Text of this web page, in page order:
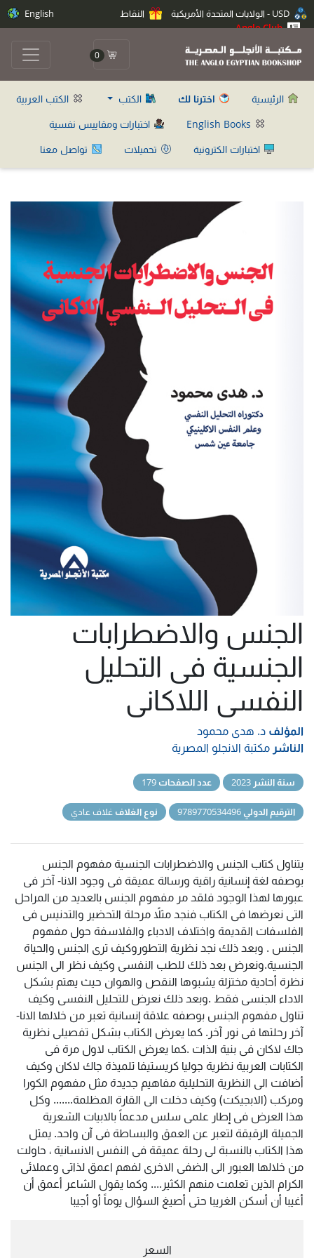
النقاط
Anglo Club
English
0
الرئيسية اخترنا لك الكتب
الكتب العربية
اختبارات ومقاييس نفسية
اختبارات الكترونية
تحميلات تواصل معنا
الجنس والاضطرابات
الجنسية فى التحليل
النفسى اللاكانى
المؤلف د. هدى محمود
الناشر مكتبة الانجلو المصرية
سنة النشر عدد الصفحات
الترقيم الدولي نوع الغلاف غلاف عادي
يتناول كتاب الجنس والاضطرابات الجنسية مفهوم الجنس
بوصفه لغة إنسانية راقية ورسالة عميقة فى وجود الانا- آخر فى
عبورها لهذا الوجود فلقد مر مفهوم الجنس بالعديد من المراحل
التى نعرضها فى الكتاب فنجد مثلاً مرحلة التحضير والتدنيس فى
الفلسفات القديمة واختلاف الادباء والفلاسفة حول مفهوم
الجنس . وبعد ذلك نجد نظرية التطوروكيف ترى الجنس والحياة
الجنسية.ونعرض بعد ذلك للطب النفسى وكيف نظر الى الجنس
نظرة أحادية مختزلة يشبوها النقص والهوان حيث يهتم بشكل
الاداء الجنسى فقط .وبعد ذلك نعرض للتحليل النفسى وكيف
تناول مفهوم الجنس بوصفه علاقة إنسانية تعبر من خلالها الانا-
آخر رحلتها فى نور آخر. كما يعرض الكتاب بشكل تفصيلى نظرية
جاك لاكان فى بنية الذات .كما يعرض الكتاب لاول مرة فى
الكتابات العربية نظرية جوليا كريستيفا تلميذة جاك لاكان وكيف
أضافت الى النظرية التحليلية مفاهيم جديدة مثل مفهوم الكورا
ومركب (الابجيكت) وكيف دخلت الى القارة المظلمة....... وكل
هذا العرض فى إطار علمى سلس مدعماً بالابيات الشعرية
الجميلة الرقيقة لتعبر عن العمق والبساطة فى آن واحد. يمثل
هذا الكتاب بالنسبة لى رحلة عميقة فى النفس الانسانية ، حاولت
من خلالها العبور الى الضفى الاخرى لفهم اعمق لذاتى وعملائى
الكرام الذين تعلمت منهم الكثير.... وكما يقول الشاعر أعمق أن
أغيبا أن أسكن الغريبا حتى أصيغ السؤال يوماً أو أجيبا
السعر